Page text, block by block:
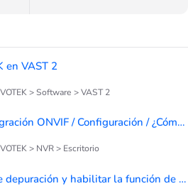
en VAST 2
> Software > VAST 2
VIVOTEK / ND8322P / Integración ONVIF / Configuración / ¿Cómo agregar cámaras de otras marcas a un NVR?
> NVR > Escritorio
¿Cómo exportar registros de depuración y habilitar la función de acceso remoto desde NVR de la serie ND (basado en Linux)?